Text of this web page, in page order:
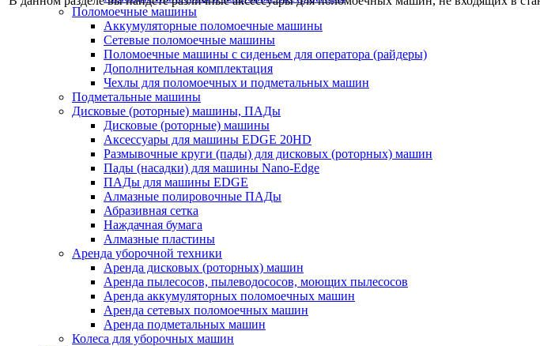
Поломоечные машины
Аккумуляторные поломоечные машины
Сетевые поломоечные машины
Поломоечные машины с сиденьем для оператора (райдеры)
Дополнительная комплектация
Чехлы для поломоечных и подметальных машин
Подметальные машины
Дисковые (роторные) машины, ПАДы
Дисковые (роторные) машины
Аксессуары для машины EDGE 20HD
Размывочные круги (пады) для дисковых (роторных) машин
Пады (насадки) для машины Nano-Edge
ПАДы для машины EDGE
Алмазные полировочные ПАДы
Абразивная сетка
Наждачная бумага
Алмазные пластины
Аренда уборочной техники
Аренда дисковых (роторных) машин
Аренда пылесосов, пылеводососов, моющих пылесосов
Аренда аккумуляторных поломоечных машин
Аренда сетевых поломоечных машин
Аренда подметальных машин
Колеса для уборочных машин